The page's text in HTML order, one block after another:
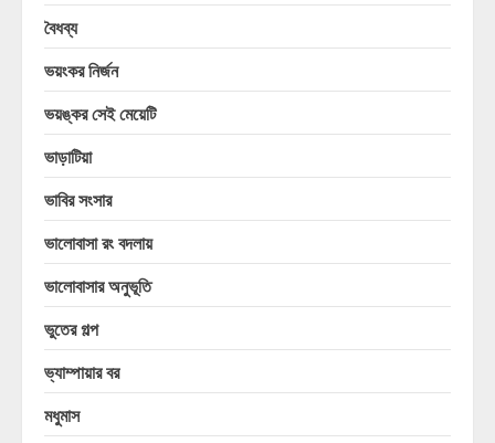
বৈধব্য
ভয়ংকর নির্জন
ভয়ঙ্কর সেই মেয়েটি
ভাড়াটিয়া
ভাবির সংসার
ভালোবাসা রং বদলায়
ভালোবাসার অনুভূতি
ভুতের গল্প
ভ্যাম্পায়ার বর
মধুমাস